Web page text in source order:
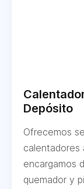
Depósito
Ofrecemos
calentadores
encargamos
quemador y